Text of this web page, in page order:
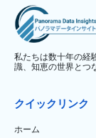
私たちは数十年の経
識、知恵の世界とつ
クイックリンク
ホーム